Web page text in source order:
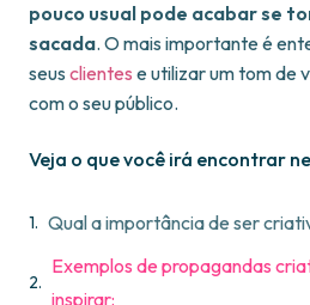
pouco usual pode acabar se
sacada. O mais importante é
seus clientes e utilizar um tom de
com o seu público.
Veja o que você irá encontrar
Qual a importância de ser
Exemplos de propagandas
inspirar: